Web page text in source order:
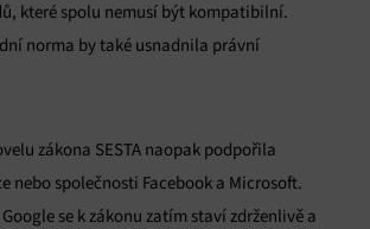
které spolu nemusí být kompatibilní.
norma by také usnadnila právní
zákona SESTA naopak podpořila
nebo společnosti Facebook a Microsoft.
se k zákonu zatím staví zdrženlivě a